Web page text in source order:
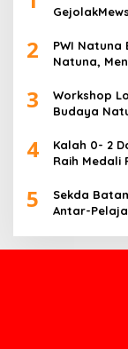
2
PWI Natuna
Natuna,
dan Insan
3
Workshop
Budaya
4
Kalah 0- 2
Raih Medali
5
Sekda
Antar-Pelajar